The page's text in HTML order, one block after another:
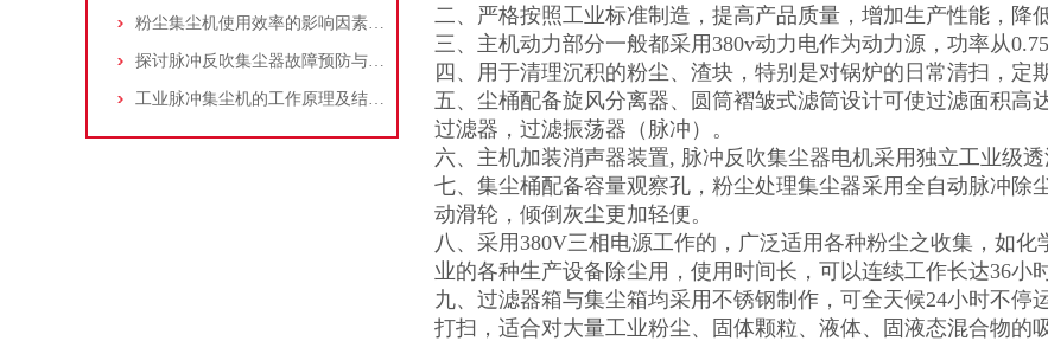
粉尘集尘机使用效率的影响因素及改进措施
探讨脉冲反吹集尘器故障预防与维护要点
工业脉冲集尘机的工作原理及结构特点说明
二、严格按照工业标准制造，提高产品质量，增加生产性能，降
三、主机动力部分一般都采用380v动力电作为动力源，功率从
四、用于清理沉积的粉尘、渣块，特别是对锅炉的日常清扫，定
五、尘桶配备旋风分离器、圆筒褶皱式滤筒设计可使过滤面积高
过滤器，过滤振荡器（脉冲）。
六、主机加装消声器装置, 脉冲反吹集尘器电机采用独立工业级
七、集尘桶配备容量观察孔，粉尘处理集尘器采用全自动脉冲除
动滑轮，倾倒灰尘更加轻便。
八、采用380V三相电源工作的，广泛适用各种粉尘之收集，如
业的各种生产设备除尘用，使用时间长，可以连续工作长达36小
九、过滤器箱与集尘箱均采用不锈钢制作，可全天候24小时不
打扫，适合对大量工业粉尘、固体颗粒、液体、固液态混合物的吸